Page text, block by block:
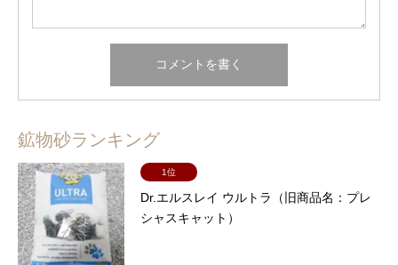
鉱物砂ランキング
1位
Dr.エルスレイ ウルトラ（旧商品名：プレ
シャスキャット）